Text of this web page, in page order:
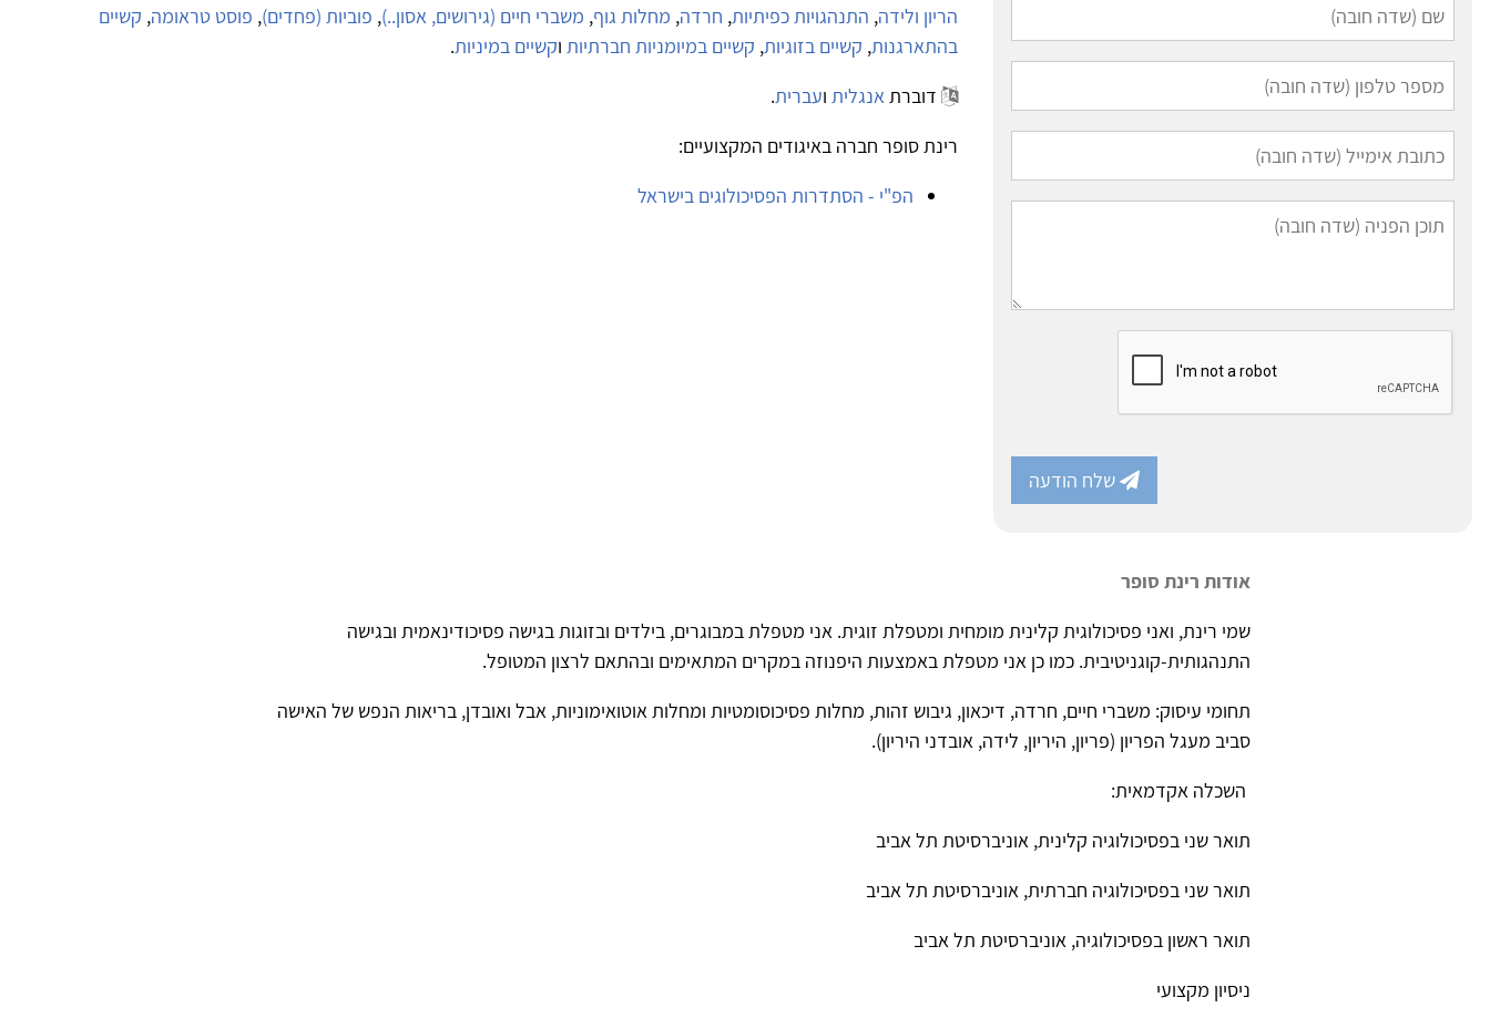
שלח הודעה
הריון ולידה, התנהגויות כפיתיות, חרדה, מחלות גוף, משברי חיים (גירושים, אסון..), פוביות (פחדים), פוסט טראומה, קשיים
בהתארגנות, קשיים בזוגיות, קשיים במיומניות חברתיות וקשיים במיניות.
דוברתאנגלית ועברית.
רינת סופר חברה באיגודים המקצועיים:
הפ"י - הסתדרות הפסיכולוגים בישראל
אודות רינת סופר
שמי רינת, ואני פסיכולוגית קלינית מומחית ומטפלת זוגית. אני מטפלת במבוגרים, בילדים ובזוגות בגישה פסיכודינאמית ובגישה
התנהגותית-קוגניטיבית. כמו כן אני מטפלת באמצעות היפנוזה במקרים המתאימים ובהתאם לרצון המטופל.
תחומי עיסוק: משברי חיים, חרדה, דיכאון, גיבוש זהות, מחלות פסיכוסומטיות ומחלות אוטואימוניות, אבל ואובדן, בריאות הנפש של האישה
סביב מעגל הפריון (פריון, היריון, לידה, אובדני היריון).
השכלה אקדמאית:
תואר שני בפסיכולוגיה קלינית, אוניברסיטת תל אביב
תואר שני בפסיכולוגיה חברתית, אוניברסיטת תל אביב
תואר ראשון בפסיכולוגיה, אוניברסיטת תל אביב
ניסיון מקצועי